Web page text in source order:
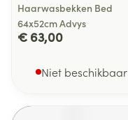
Haarwasbekken Bed
64x52cm Advys
€ 63,00
Niet beschikbaar